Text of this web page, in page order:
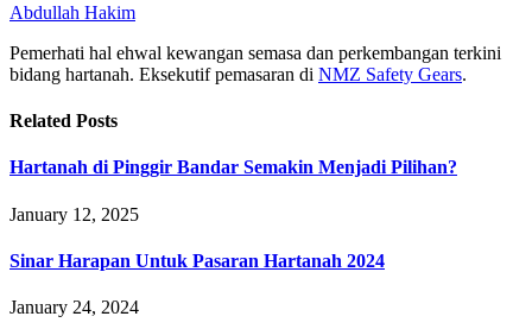
Abdullah Hakim
Pemerhati hal ehwal kewangan semasa dan perkembangan terkini
bidang hartanah. Eksekutif pemasaran di NMZ Safety Gears.
Related Posts
Hartanah di Pinggir Bandar Semakin Menjadi Pilihan?
January 12, 2025
Sinar Harapan Untuk Pasaran Hartanah 2024
January 24, 2024